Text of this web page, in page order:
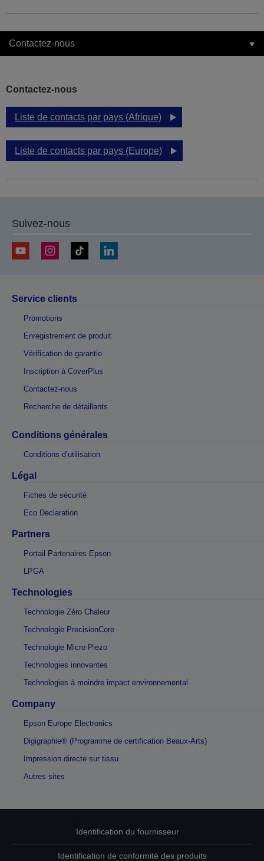
Contactez-nous
Contactez-nous
Liste de contacts par pays (Afrique)
Liste de contacts par pays (Europe)
Suivez-nous
Service clients
Promotions
Enregistrement de produit
Vérification de garantie
Inscription à CoverPlus
Contactez-nous
Recherche de détaillants
Conditions générales
Conditions d’utilisation
Légal
Fiches de sécurité
Eco Declaration
Partners
Portail Partenaires Epson
LPGA
Technologies
Technologie Zéro Chaleur
Technologie PrecisionCore
Technologie Micro Piezo
Technologies innovantes
Technologies à moindre impact environnemental
Company
Epson Europe Electronics
Digigraphie® (Programme de certification Beaux-Arts)
Impression directe sur tissu
Autres sites
Identification du fournisseur
Identification de conformité des produits